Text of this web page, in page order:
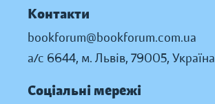
Контакти
bookforum@bookforum.com.ua
а/с 6644, м. Львів, 79005, Україна
Соціальні мережі